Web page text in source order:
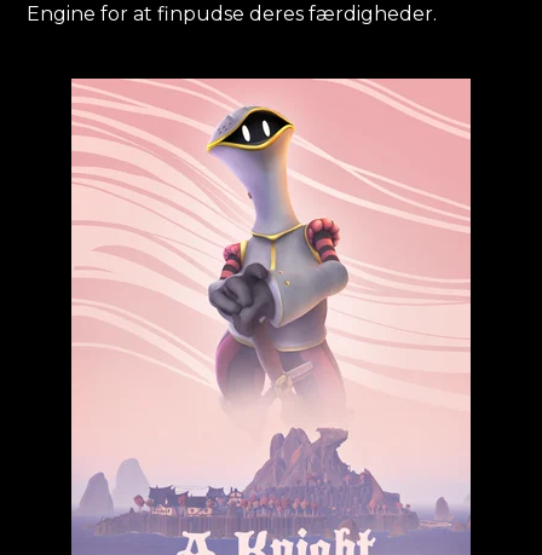
Engine for at finpudse deres færdigheder.